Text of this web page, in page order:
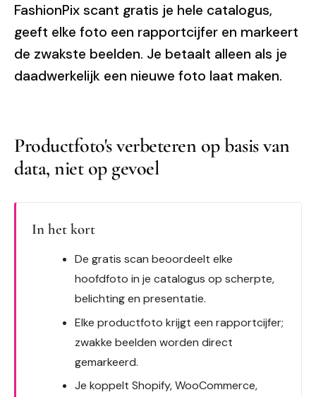
FashionPix scant gratis je hele catalogus,
geeft elke foto een rapportcijfer en markeert
de zwakste beelden. Je betaalt alleen als je
daadwerkelijk een nieuwe foto laat maken.
Productfoto's verbeteren op basis van
data, niet op gevoel
In het kort
De gratis scan beoordeelt elke
hoofdfoto in je catalogus op scherpte,
belichting en presentatie.
Elke productfoto krijgt een rapportcijfer;
zwakke beelden worden direct
gemarkeerd.
Je koppelt Shopify, WooCommerce,